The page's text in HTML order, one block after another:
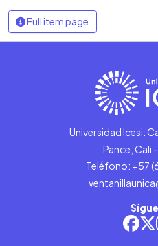
Full item page
Universidad Icesi:
Pance, Cali
Teléfono: +57